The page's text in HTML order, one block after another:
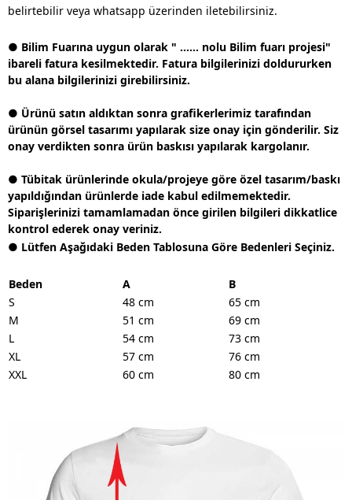
belirtebilir veya whatsapp üzerinden iletebilirsiniz.
● Bilim Fuarına uygun olarak " ...... nolu Bilim fuarı projesi"
ibareli fatura kesilmektedir. Fatura bilgilerinizi doldururken
bu alana bilgilerinizi girebilirsiniz.
● Ürünü satın aldıktan sonra grafikerlerimiz tarafından
ürünün görsel tasarımı yapılarak size onay için gönderilir. Siz
onay verdikten sonra ürün baskısı yapılarak kargolanır.
● Tübitak ürünlerinde okula/projeye göre özel tasarım/baskı
yapıldığından ürünlerde iade kabul edilmemektedir.
Siparişlerinizi tamamlamadan önce girilen bilgileri dikkatlice
kontrol ederek onay veriniz.
● Lütfen Aşağıdaki Beden Tablosuna Göre Bedenleri Seçiniz.
Beden A
B
S
48 cm
65 cm
M
51 cm
69 cm
L
54 cm
73 cm
XL
57 cm
76 cm
XXL
60 cm 80 cm